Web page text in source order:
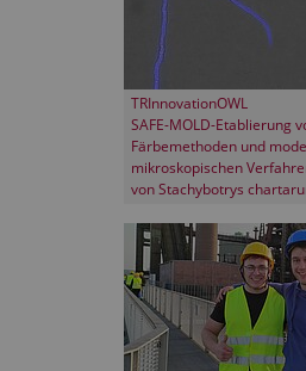
TRInnovationOWL
SAFE-MOLD-Etablierung
Färbemethoden und
mikroskopischen
von Stachybotrys